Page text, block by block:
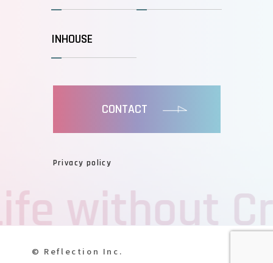
INHOUSE
CONTACT
Privacy policy
without
©️ Reflection Inc.